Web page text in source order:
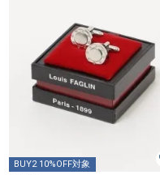
BUY2 10%OFF対象